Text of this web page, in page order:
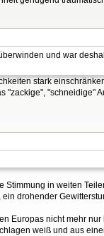
und war
stark
"schneidige"
in weiten
drohender
Europas nicht mehr nur
weiß und aus